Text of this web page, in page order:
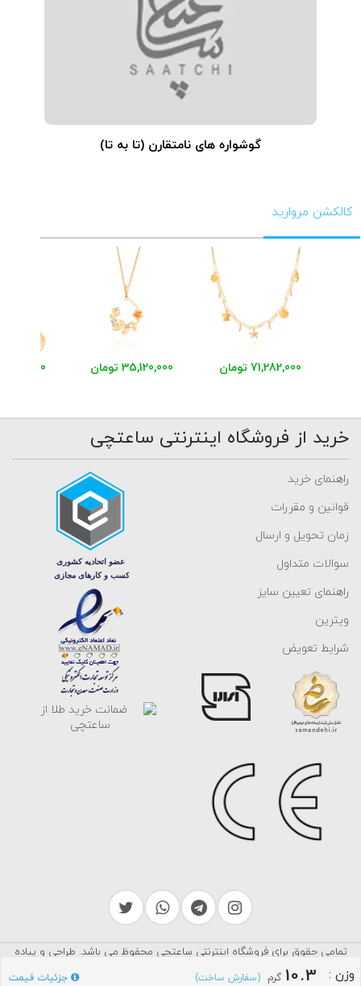
وزن :
10.3 گرم (سفارش ساخت) جزئیات قیمت
گوشواره های نامتقارن (تا به تا)
کالکشن مروارید
71,282,000 تومان 35,120,000 تومان 48,541,000
خرید از فروشگاه اینترنتی ساعتچی
راهنمای خرید
قوانین و مقررات
زمان تحویل و ارسال
سوالات متداول
راهنمای تعیین سایز
ویترین
شرایط تعویض
تمامی حقوق برای فروشگاه اینترنتی ساعتچی محفوظ می باشد. طراحی و پیاده
سازی توسط